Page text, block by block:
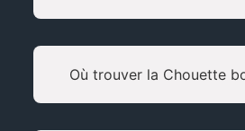
Où trouver la Chouette